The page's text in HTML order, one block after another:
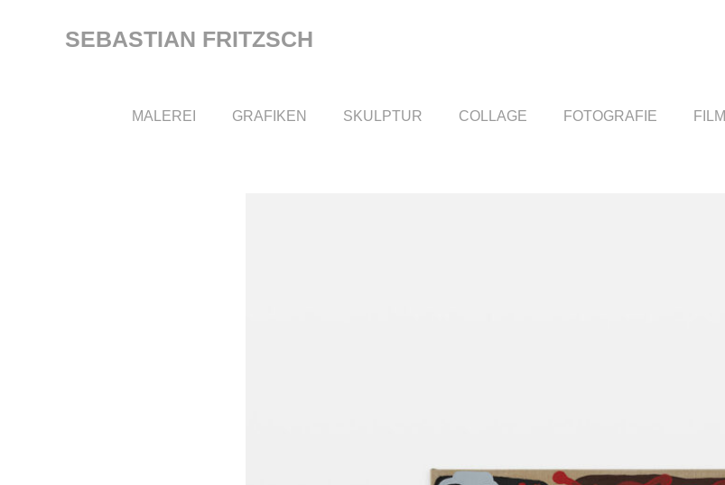
SEBASTIAN FRITZSCH
MALEREI GRAFIKEN SKULPTUR COLLAGE FOTOGRAFIE FILM